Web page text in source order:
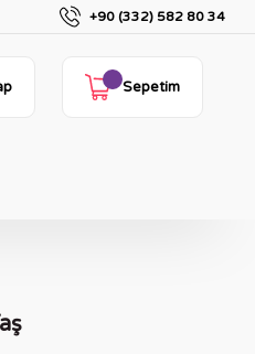
+90 (332) 582 80 34
Sepetim